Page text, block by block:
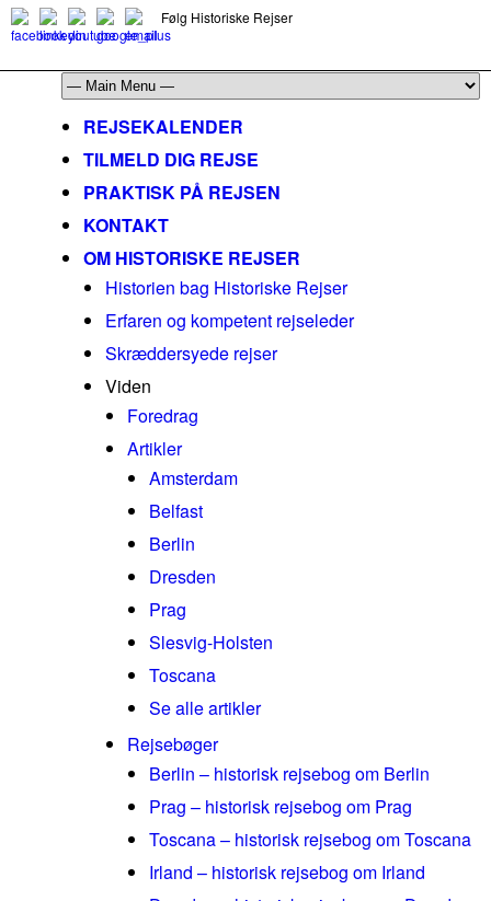
Følg Historiske Rejser
REJSEKALENDER
TILMELD DIG REJSE
PRAKTISK PÅ REJSEN
KONTAKT
OM HISTORISKE REJSER
Historien bag Historiske Rejser
Erfaren og kompetent rejseleder
Skræddersyede rejser
Viden
Foredrag
Artikler
Amsterdam
Belfast
Berlin
Dresden
Prag
Slesvig-Holsten
Toscana
Se alle artikler
Rejsebøger
Berlin – historisk rejsebog om Berlin
Prag – historisk rejsebog om Prag
Toscana – historisk rejsebog om Toscana
Irland – historisk rejsebog om Irland